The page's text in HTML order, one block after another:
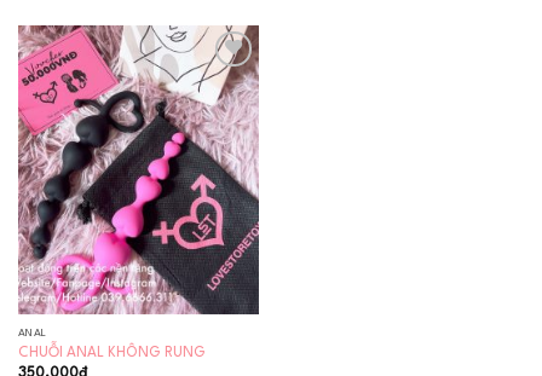
Add to
wishlist
ANAL
CHUỖI ANAL KHÔNG RUNG